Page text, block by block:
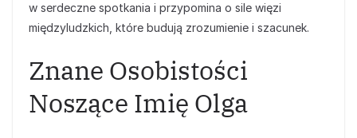
w serdeczne spotkania i przypomina o sile więzi
międzyludzkich, które budują zrozumienie i szacunek.
Znane Osobistości
Noszące Imię Olga